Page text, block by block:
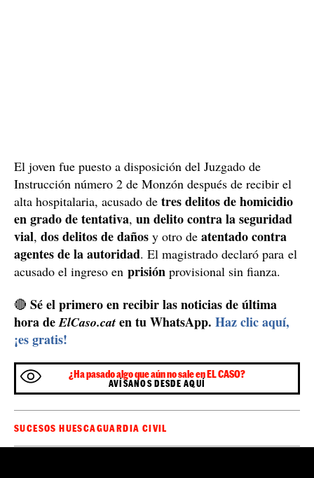
El joven fue puesto a disposición del Juzgado de
Instrucción número 2 de Monzón después de recibir el
alta hospitalaria, acusado de tres delitos de homicidio
en grado de tentativa, un delito contra la seguridad
vial, dos delitos de daños y otro de atentado contra
agentes de la autoridad. El magistrado declaró para el
acusado el ingreso en prisión provisional sin fianza.
🔴 Sé el primero en recibir las noticias de última
hora deElCaso.cat en tu WhatsApp. Haz clic aquí,
¡es gratis!
¿Ha pasado algo que aún no sale en EL CASO?
AVÍSANOS DESDE AQUÍ
SUCESOS HUESCAGUARDIA CIVIL